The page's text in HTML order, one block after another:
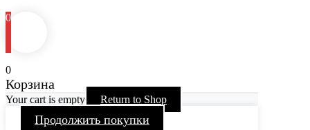
0
0
Корзина
Your cart is empty Return to Shop
Продолжить покупки